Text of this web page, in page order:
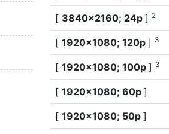
[ 3840×2160; 24p ] 2
[ 1920×1080; 120p ] 3
[ 1920×1080; 100p ] 3
[ 1920×1080; 60p ]
[ 1920×1080; 50p ]